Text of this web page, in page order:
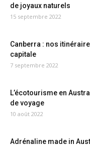
de joyaux naturels
15 septembre 2022
Canberra : nos
capitale
7 septembre 2022
L’écotourisme en
de voyage
10 août 2022
Adrénaline made in